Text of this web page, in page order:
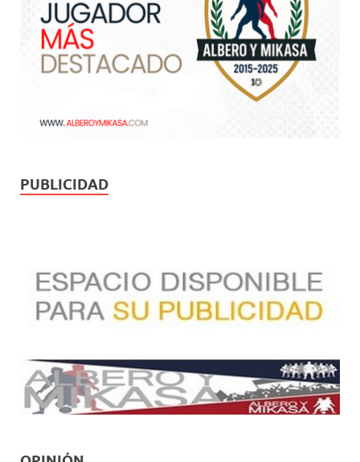
PUBLICIDAD